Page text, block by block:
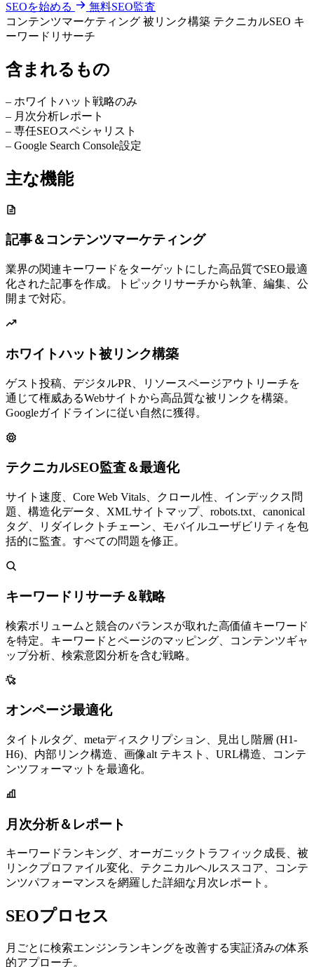
SEOを始める
無料SEO監査
コンテンツマーケティング 被リンク構築 テクニカルSEO キ
ーワードリサーチ
含まれるもの
– ホワイトハット戦略のみ
– 月次分析レポート
– 専任SEOスペシャリスト
– Google Search Console設定
主な機能
記事＆コンテンツマーケティング
業界の関連キーワードをターゲットにした高品質でSEO最適
化された記事を作成。トピックリサーチから執筆、編集、公
開まで対応。
ホワイトハット被リンク構築
ゲスト投稿、デジタルPR、リソースページアウトリーチを
通じて権威あるWebサイトから高品質な被リンクを構築。
Googleガイドラインに従い自然に獲得。
テクニカルSEO監査＆最適化
サイト速度、Core Web Vitals、クロール性、インデックス問
題、構造化データ、XMLサイトマップ、robots.txt、canonical
タグ、リダイレクトチェーン、モバイルユーザビリティを包
括的に監査。すべての問題を修正。
キーワードリサーチ＆戦略
検索ボリュームと競合のバランスが取れた高価値キーワード
を特定。キーワードとページのマッピング、コンテンツギャ
ップ分析、検索意図分析を含む戦略。
オンページ最適化
タイトルタグ、metaディスクリプション、見出し階層 (H1-
H6)、内部リンク構造、画像alt テキスト、URL構造、コンテ
ンツフォーマットを最適化。
月次分析＆レポート
キーワードランキング、オーガニックトラフィック成長、被
リンクプロファイル変化、テクニカルヘルススコア、コンテ
ンツパフォーマンスを網羅した詳細な月次レポート。
SEOプロセス
月ごとに検索エンジンランキングを改善する実証済みの体系
的アプローチ。